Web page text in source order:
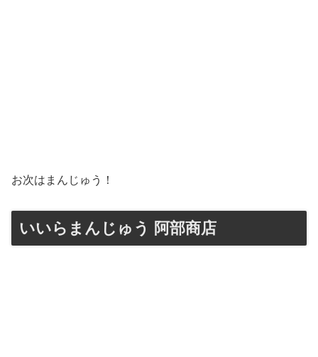
お次はまんじゅう！
いいらまんじゅう 阿部商店